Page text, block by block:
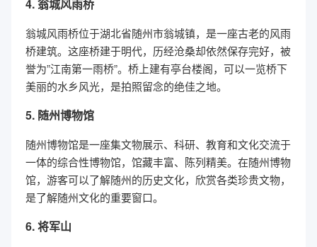
4. 翁城风雨桥
翁城风雨桥位于湖北省随州市翁城镇，是一座古老的风雨
桥建筑。这座桥建于明代，历经沧桑却依然保存完好，被
誉为”江南第一雨桥”。桥上建有亭台楼阁，可以一览桥下
美丽的水乡风光，是拍照留念的绝佳之地。
5. 随州博物馆
随州博物馆是一座集文物展示、科研、教育和文化交流于
一体的综合性博物馆，馆藏丰富、陈列精美。在随州博物
馆，游客可以了解随州的历史文化，欣赏各类珍贵文物，
是了解随州文化的重要窗口。
6. 将军山